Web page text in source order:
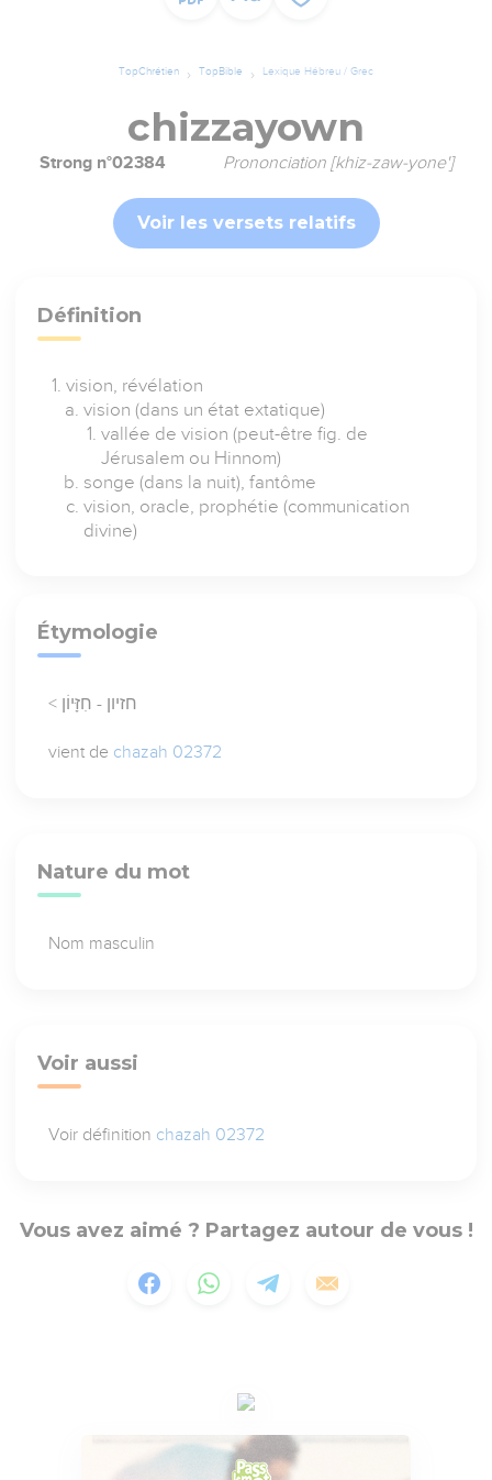
TopChrétien TopBible Lexique Hébreu / Grec
chizzayown
Strong n°02384 Prononciation [khiz-zaw-yone']
Voir les versets relatifs
Définition
vision, révélation
vision (dans un état extatique)
vallée de vision (peut-être fig. de
Jérusalem ou Hinnom)
songe (dans la nuit), fantôme
vision, oracle, prophétie (communication
divine)
Étymologie
< חזיון - חִזָּיוֹן
vient de chazah 02372
Nature du mot
Nom masculin
Voir aussi
Voir définition chazah 02372
Vous avez aimé ? Partagez autour de vous !